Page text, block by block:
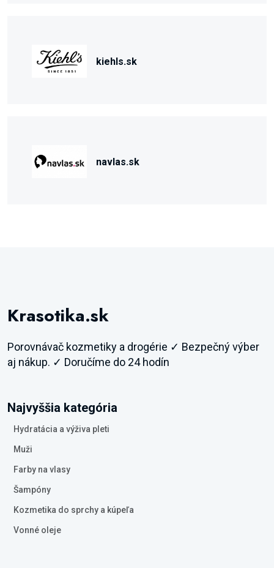
kiehls.sk
navlas.sk
Krasotika.sk
Porovnávač kozmetiky a drogérie ✓ Bezpečný výber
aj nákup. ✓ Doručíme do 24 hodín
Najvyššia kategória
Hydratácia a výživa pleti
Muži
Farby na vlasy
Šampóny
Kozmetika do sprchy a kúpeľa
Vonné oleje